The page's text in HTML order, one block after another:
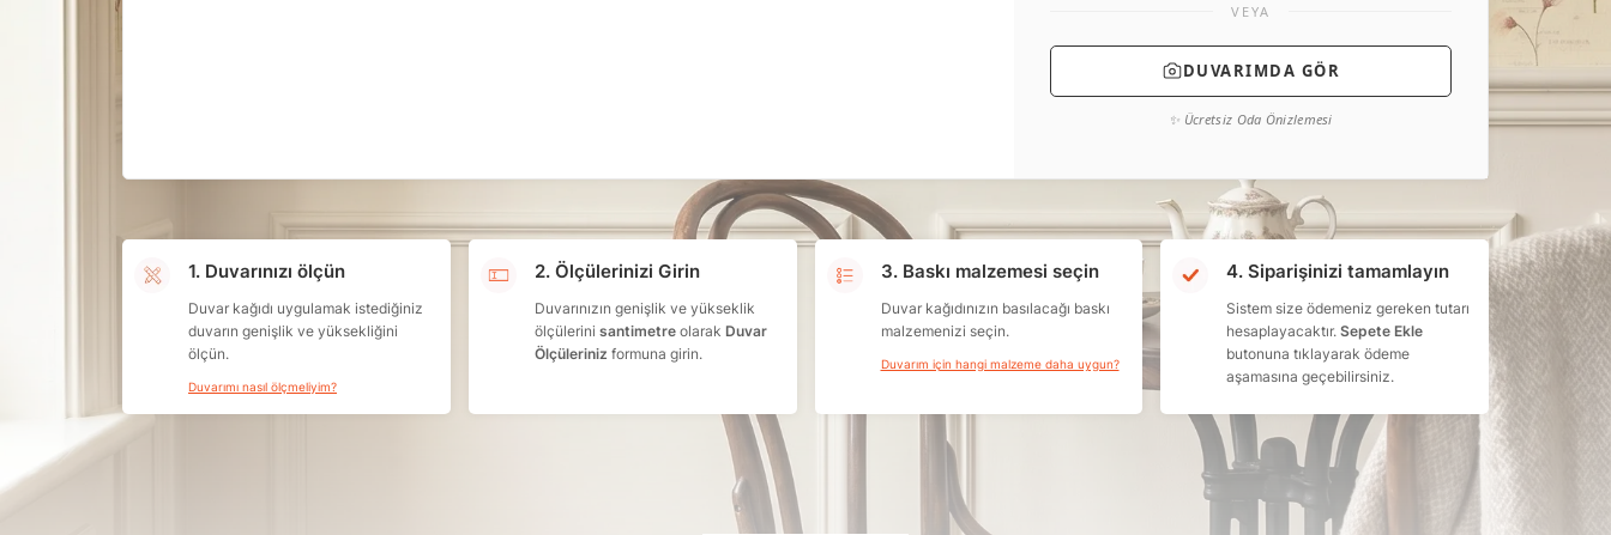
VEYA
DUVARIMDA GÖR
✨ Ücretsiz Oda Önizlemesi
1. Duvarınızı ölçün
Duvar kağıdı uygulamak istediğiniz
duvarın genişlik ve yüksekliğini
ölçün.
Duvarımı nasıl ölçmeliyim?
2. Ölçülerinizi Girin
Duvarınızın genişlik ve yükseklik
ölçülerini santimetreolarak Duvar
Ölçüleriniz formuna girin.
3. Baskı malzemesi seçin
Duvar kağıdınızın basılacağı baskı
malzemenizi seçin.
Duvarım için hangi malzeme daha uygun?
4. Siparişinizi tamamlayın
Sistem size ödemeniz gereken tutarı
hesaplayacaktır.Sepete Ekle
butonuna tıklayarak ödeme
aşamasına geçebilirsiniz.